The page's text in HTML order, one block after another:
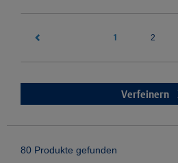
1 2
Verfeinern
80 Produkte gefunden